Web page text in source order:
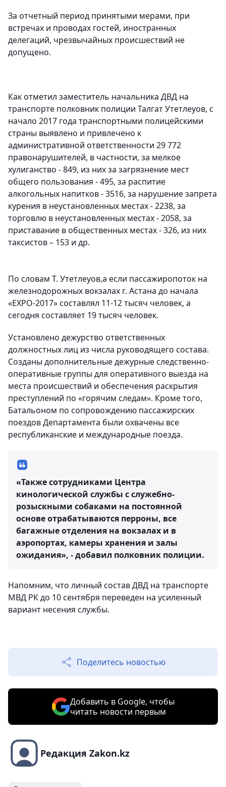
За отчетный период принятыми мерами, при
встречах и проводах гостей, иностранных
делегаций, чрезвычайных происшествий не
допущено.
Как отметил заместитель начальника ДВД на
транспорте полковник полиции Талгат Утетлеуов, с
начало 2017 года транспортными полицейскими
страны выявлено и привлечено к
административной ответственности 29 772
правонарушителей, в частности, за мелкое
хулиганство - 849, из них за загрязнение мест
общего пользования - 495, за распитие
алкогольных напитков - 3516, за нарушение запрета
курения в неустановленных местах - 2238, за
торговлю в неустановленных местах - 2058, за
приставание в общественных местах - 326, из них
таксистов – 153 и др.
По словам Т. Утетлеуов,а если пассажиропоток на
железнодорожных вокзалах г. Астана до начала
«ЕХРО-2017» составлял 11-12 тысяч человек, а
сегодня составляет 19 тысяч человек.
Установлено дежурство ответственных
должностных лиц из числа руководящего состава.
Созданы дополнительные дежурные следственно-
оперативные группы для оперативного выезда на
места происшествий и обеспечения раскрытия
преступлений по «горячим следам». Кроме того,
Батальоном по сопровождению пассажирских
поездов Департамента были охвачены все
республиканские и международные поезда.
«Также сотрудниками Центра
кинологической службы с служебно-
розыскными собаками на постоянной
основе отрабатываются перроны, все
багажные отделения на вокзалах и в
аэропортах, камеры хранения и залы
ожидания», - добавил полковник полиции.
Напомним, что личный состав ДВД на транспорте
МВД РК до 10 сентября переведен на усиленный
вариант несения службы.
Поделитесь новостью
Добавить в Google, чтобы
читать новости первым
Редакция Zakon.kz